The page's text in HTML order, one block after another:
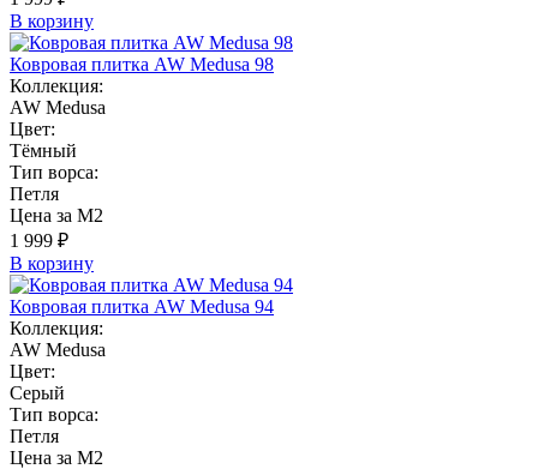
В корзину
Ковровая плитка AW Medusa 98
Коллекция:
AW Medusa
Цвет:
Тёмный
Тип ворса:
Петля
Цена за М2
1 999 ₽
В корзину
Ковровая плитка AW Medusa 94
Коллекция:
AW Medusa
Цвет:
Серый
Тип ворса:
Петля
Цена за М2